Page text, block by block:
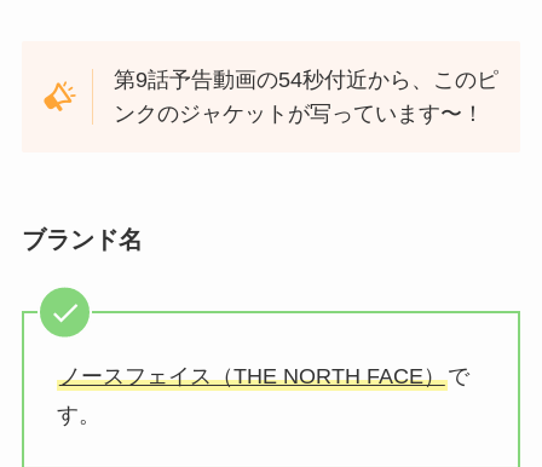
第9話予告動画の54秒付近から、このピ
ンクのジャケットが写っています〜！
ブランド名
ノースフェイス（THE NORTH FACE）で
す。